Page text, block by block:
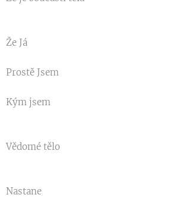
Že Já
Prostě Jsem
Kým jsem
Vědomé tělo
Nastane